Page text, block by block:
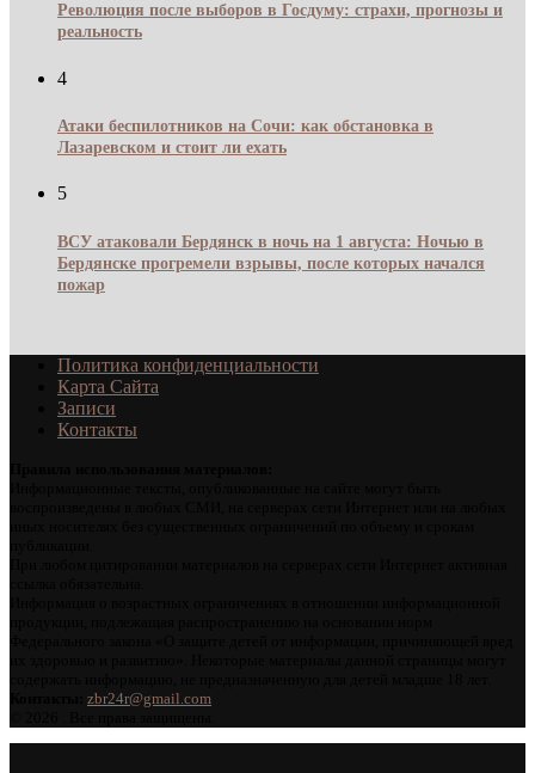
Революция после выборов в Госдуму: страхи, прогнозы и
реальность
4
Атаки беспилотников на Сочи: как обстановка в
Лазаревском и стоит ли ехать
5
ВСУ атаковали Бердянск в ночь на 1 августа: Ночью в
Бердянске прогремели взрывы, после которых начался
пожар
Политика конфиденциальности
Карта Сайта
Записи
Контакты
zbr24r@gmail.com